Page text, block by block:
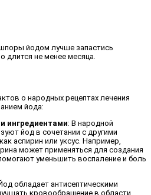
йодом лучше запастись
длится не менее месяца.
о народных рецептах лечения
йода:
ингредиентами: В народной
йод в сочетании с другими
аспирин или уксус. Например,
может применяться для создания
уменьшить воспаление и боль
обладает антисептическими
кровообращение в области